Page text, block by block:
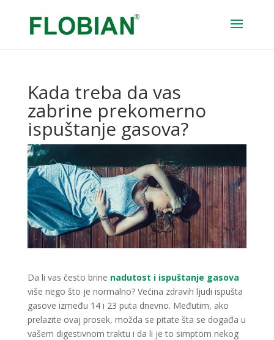
Kada treba da vas
zabrine prekomerno
ispuštanje gasova?
Da li vas često brine nadutost i ispuštanje gasova
više nego što je normalno? Većina zdravih ljudi ispušta
gasove između 14 i 23 puta dnevno. Međutim, ako
prelazite ovaj prosek, možda se pitate šta se događa u
vašem digestivnom traktu i da li je to simptom nekog